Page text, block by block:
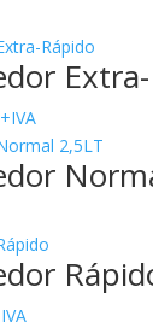
+IVA